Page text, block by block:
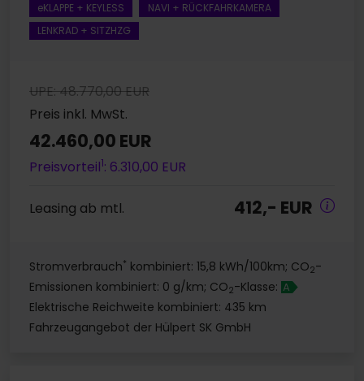
eKLAPPE + KEYLESS
NAVI + RÜCKFAHRKAMERA
LENKRAD + SITZHZG
UPE: 48.770,00 EUR
Preis inkl. MwSt.
42.460,00 EUR
Preisvorteil1: 6.310,00 EUR
Leasing ab mtl. 412,- EUR
Stromverbrauch* kombiniert: 15,8 kWh/100km; CO2-
Emissionen kombiniert: 0 g/km; CO2-Klasse: A
Elektrische Reichweite kombiniert: 435 km
Fahrzeugangebot der Hülpert SK GmbH